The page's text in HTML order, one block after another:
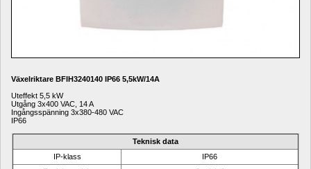
Växelriktare BFIH3240140 IP66 5,5kW/14A
Uteffekt 5,5 kW
Utgång 3x400 VAC, 14 A
Ingångsspänning 3x380-480 VAC
IP66
Teknisk data
IP-klass
IP66